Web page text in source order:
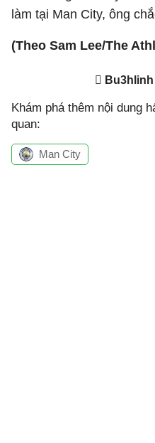
làm tại Man City, ông
(Theo Sam Lee/The
Bu3hlinh
Khám phá thêm nội dung
quan:
Man City